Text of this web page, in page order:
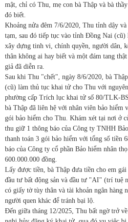
mật, chỉ có Thu, mẹ con bà Thập và bà
đó biết.
Khoảng nửa đêm 7/6/2020, Thu tỉnh dậy
tạm, sau đó tiếp tục vào tỉnh Đồng Nai
xây dựng tinh vi, chính quyền, người dân,
thân không ai hay biết và một đám tang
giả đã diễn ra.
Sau khi Thu "chết", ngày 8/6/2020, bà
(cũ) làm thủ tục khai tử cho Thu với
phường cấp Trích lục khai tử số 80/TLK-
bà Thập đã liên hệ với nhân viên bảo hiểm
gói bảo hiểm cho Thu. Khám xét tại nơi ở
thu giữ 1 thông báo của Công ty TNHH
thanh toán 3 gói bảo hiểm với tổng số tiền
báo của Công ty cổ phần Bảo hiểm nhân
600.000.000 đồng.
Lấy được tiền, bà Thập đưa tiền cho em
đầu tư bất động sản và đầu tư "AI" (trí tuệ
có giấy tờ tùy thân và tài khoản ngân hàng
người quen khác để tránh bại lộ.
Đến giữa tháng 12/2025, Thu bất ngờ trở